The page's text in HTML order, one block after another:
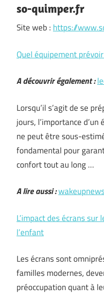
so-quimper.fr
Site web : https://
Quel équipement
A découvrir également :
Lorsqu’il s’agit de se
jours, l’importance
ne peut être sous-
fondamental pour
confort tout au long …
A lire aussi :
L’impact des écrans
l’enfant
Les écrans sont
familles modernes,
préoccupation quant à